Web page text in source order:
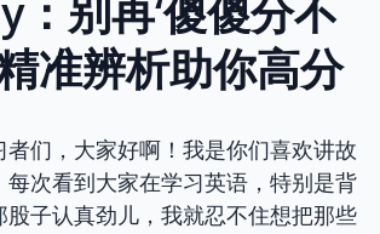
别再‘傻傻分不
准辨析助你高分
者们，大家好啊！我是你们喜欢讲故
每次看到大家在学习英语，特别是背
股子认真劲儿，我就忍不住想把那些